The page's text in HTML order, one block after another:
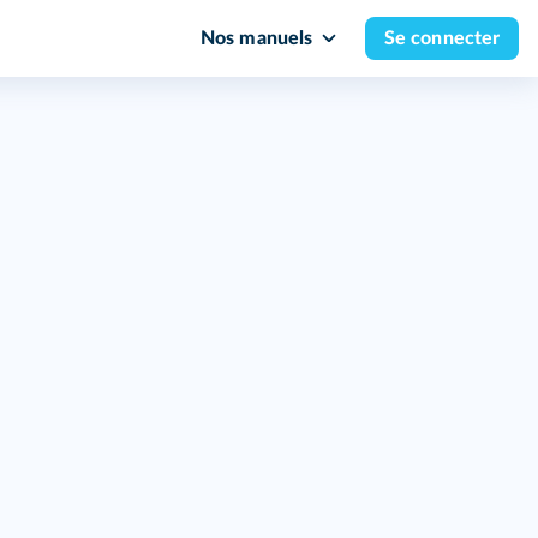
Nos manuels Se connecter